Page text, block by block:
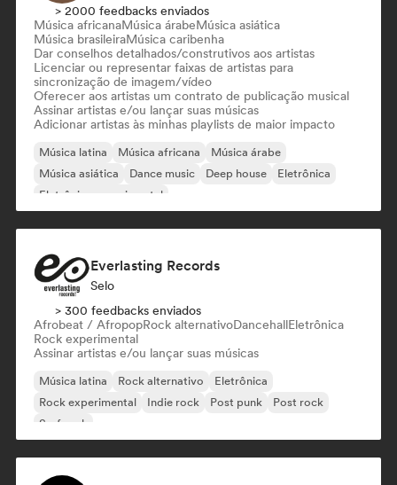
> 2000 feedbacks enviados
Música africanaMúsica árabeMúsica asiática
Música brasileiraMúsica caribenha
Dar conselhos detalhados/construtivos aos artistas
Licenciar ou representar faixas de artistas para
sincronização de imagem/vídeo
Oferecer aos artistas um contrato de publicação musical
Assinar artistas e/ou lançar suas músicas
Adicionar artistas às minhas playlists de maior impacto
Música latina Música africana
Música árabe
Música asiática
Dance music Deep house
Eletrônica
Eletrônica experimental
Everlasting Records
Selo
> 300 feedbacks enviados
Afrobeat / AfropopRock alternativoDancehallEletrônica
Rock experimental
Assinar artistas e/ou lançar suas músicas
Música latina Rock alternativo
Eletrônica
Rock experimental
Indie rock Post punk
Post rock
Surf rock